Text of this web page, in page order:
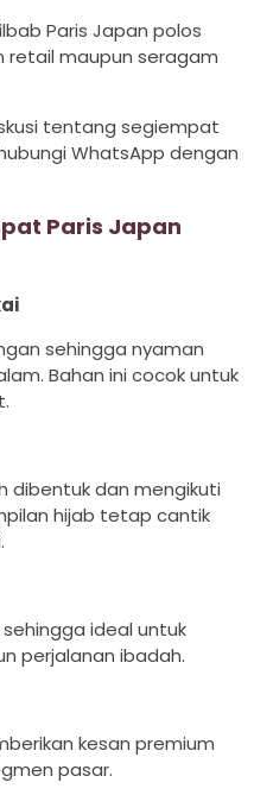
Paris Japan polos
retail maupun seragam
tentang segiempat
WhatsApp dengan
Paris Japan
sehingga nyaman
Bahan ini cocok untuk
dibentuk dan mengikuti
hijab tetap cantik
ideal untuk
perjalanan ibadah.
kesan premium
pasar.